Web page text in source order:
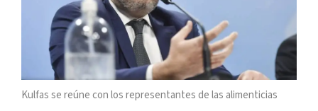
Kulfas se reúne con los representantes de las alimenticias